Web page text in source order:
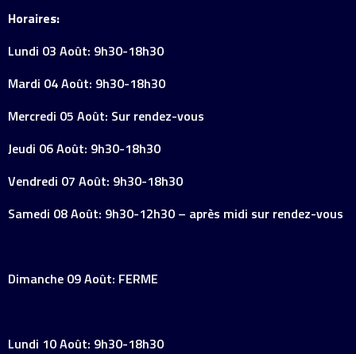
Horaires:
Lundi 03 Août: 9h30-18h30
Mardi 04 Août: 9h30-18h30
Mercredi 05 Août: Sur rendez-vous
Jeudi 06 Août: 9h30-18h30
Vendredi 07 Août: 9h30-18h30
Samedi 08 Août: 9h30-12h30 – après midi sur rendez-vous
Dimanche 09 Août: FERME
Lundi 10 Août: 9h30-18h30